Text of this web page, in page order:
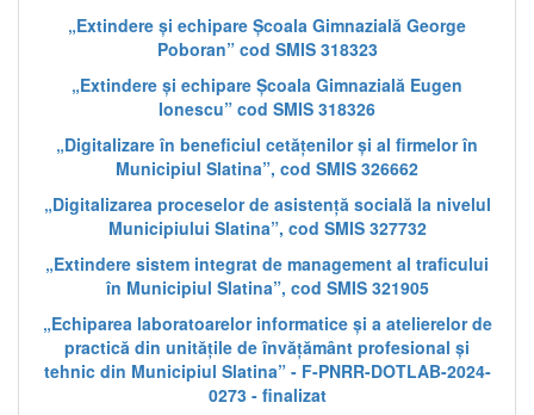
„Extindere și echipare Școala Gimnazială George
Poboran” cod SMIS 318323
„Extindere și echipare Școala Gimnazială Eugen
Ionescu” cod SMIS 318326
„Digitalizare în beneficiul cetățenilor și al firmelor în
Municipiul Slatina”, cod SMIS 326662
„Digitalizarea proceselor de asistență socială la nivelul
Municipiului Slatina”, cod SMIS 327732
„Extindere sistem integrat de management al traficului
în Municipiul Slatina”, cod SMIS 321905
„Echiparea laboratoarelor informatice și a atelierelor de
practică din unitățile de învățământ profesional și
tehnic din Municipiul Slatina” - F-PNRR-DOTLAB-2024-
0273 - finalizat